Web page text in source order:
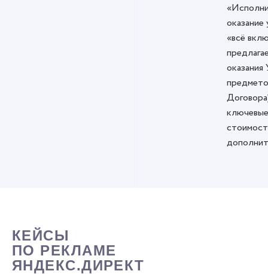
оказание
«всё
оказания
КЕЙСЫ
ПО РЕКЛАМЕ
ЯНДЕКС.ДИРЕКТ